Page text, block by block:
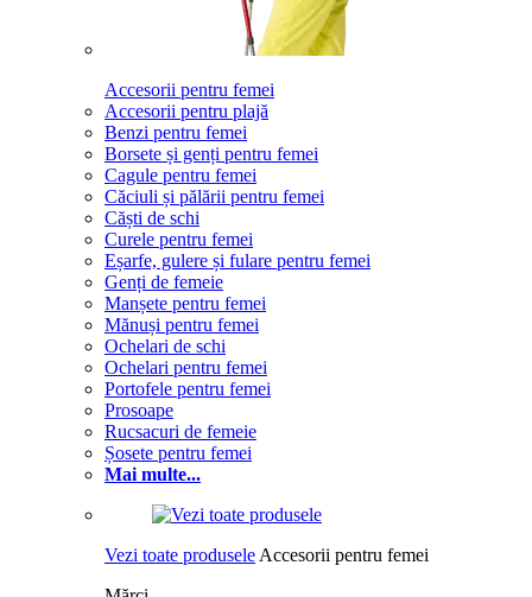
Accesorii pentru femei
Accesorii pentru plajă
Benzi pentru femei
Borsete și genți pentru femei
Cagule pentru femei
Căciuli și pălării pentru femei
Căști de schi
Curele pentru femei
Eșarfe, gulere și fulare pentru femei
Genți de femeie
Manșete pentru femei
Mănuși pentru femei
Ochelari de schi
Ochelari pentru femei
Portofele pentru femei
Prosoape
Rucsacuri de femeie
Șosete pentru femei
Mai multe...
Vezi toate produsele Accesorii pentru femei